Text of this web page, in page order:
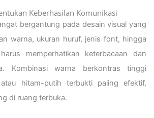
Keberhasilan Komunikasi
bergantung pada desain visual yang
warna, ukuran huruf, jenis font, hingga
memperhatikan keterbacaan dan
Kombinasi warna berkontras tinggi
hitam-putih terbukti paling efektif,
di ruang terbuka.